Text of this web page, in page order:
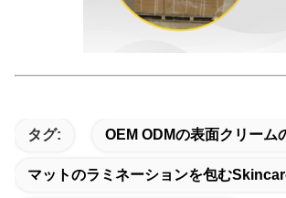
タグ: OEM ODMの表面クリーム
マットのラミネーションを包む